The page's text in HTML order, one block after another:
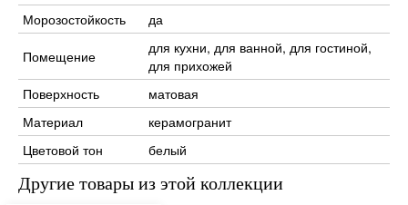
Морозостойкость
да
Помещение
для кухни, для ванной, для гостиной,
для прихожей
Поверхность
матовая
Материал
керамогранит
Цветовой тон
белый
Другие товары из этой коллекции